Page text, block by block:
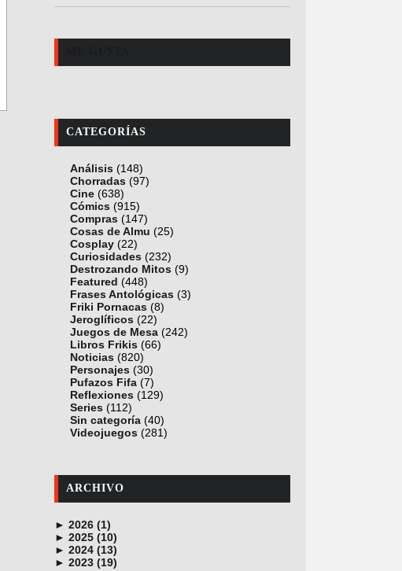
CATEGORÍAS
Análisis (148)
Chorradas (97)
Cine (638)
Cómics (915)
Compras (147)
Cosas de Almu (25)
Cosplay (22)
Curiosidades (232)
Destrozando Mitos (9)
Featured (448)
Frases Antológicas (3)
Friki Pornacas (8)
Jeroglíficos (22)
Juegos de Mesa (242)
Libros Frikis (66)
Noticias (820)
Personajes (30)
Pufazos Fifa (7)
Reflexiones (129)
Series (112)
Sin categoría (40)
Videojuegos (281)
ARCHIVO
► 2026 (1)
junio (1)
► 2025 (10)
noviembre (1)
octubre (1)
► 2024 (13)
diciembre (4)
► 2023 (19)